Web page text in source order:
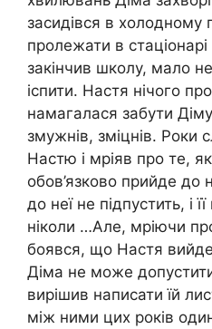
засидівся в холодному
пролежати в
закінчив школу, мало
іспити. Настя нічого
намагалася забути
змужнів, зміцнів. Роки
Настю і мріяв про те,
обов’язково прийде до
до неї не підпустить, і
ніколи …Але, мріючи
боявся, що Настя
Діма не може
вирішив написати їй
між ними цих років